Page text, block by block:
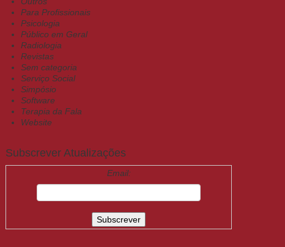
Para Profissionais
Psicologia
Público em Geral
Radiologia
Revistas
Sem categoria
Serviço Social
Simpósio
Software
Terapia da Fala
Website
Subscrever Atualizações
Email: